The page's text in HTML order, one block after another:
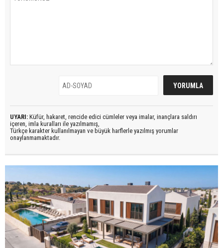
UYARI: Küfür, hakaret, rencide edici cümleler veya imalar, inançlara saldırı
içeren, imla kuralları ile yazılmamış,
Türkçe karakter kullanılmayan ve büyük harflerle yazılmış yorumlar
onaylanmamaktadır.